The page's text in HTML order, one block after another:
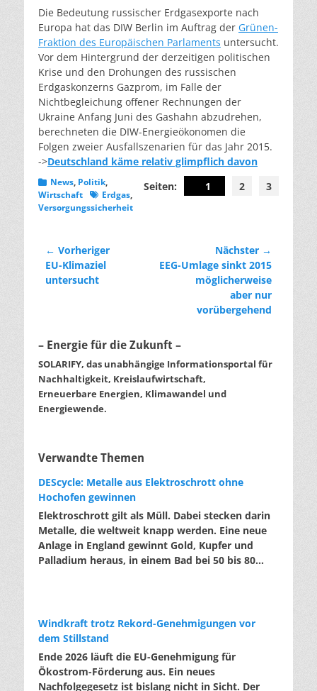
Die Bedeutung russischer Erdgasexporte nach
Europa hat das DIW Berlin im Auftrag der Grünen-
Fraktion des Europäischen Parlaments untersucht.
Vor dem Hintergrund der derzeitigen politischen
Krise und den Drohungen des russischen
Erdgaskonzerns Gazprom, im Falle der
Nichtbegleichung offener Rechnungen der
Ukraine Anfang Juni des Gashahn abzudrehen,
berechneten die DIW-Energieökonomen die
Folgen zweier Ausfallszenarien für das Jahr 2015.
->Deutschland käme relativ glimpflich davon
Seiten:
1 2 3
Kategorien
News, Politik,
Wirtschaft Schlagworte
Erdgas,
Versorgungssicherheit
Beitragsnavigation
← Vorheriger
Vorheriger
Beitrag:
EU-Klimaziel
untersucht
Nächster →
Nächster
EEG-Umlage sinkt 2015
möglicherweise
aber nur
vorübergehend
– Energie für die Zukunft –
SOLARIFY, das unabhängige Informationsportal für
Nachhaltigkeit, Kreislaufwirtschaft,
Erneuerbare Energien, Klimawandel und
Energiewende.
Verwandte Themen
DEScycle: Metalle aus Elektroschrott ohne
Hochofen gewinnen
Elektroschrott gilt als Müll. Dabei stecken darin
Metalle, die weltweit knapp werden. Eine neue
Anlage in England gewinnt Gold, Kupfer und
Palladium heraus, in einem Bad bei 50 bis 80
tausend Grad ein. Energieintensiv und nur im
industriellen Großmaßstab möglich. Das
Londoner Start-up DEScycle hat im englischen
Teesside eine Demonstrationsanlage eröffnet,
die ohne diese Hitze auskommt: Ein chemisches
Windkraft trotz Rekord-Genehmigungen vor
dem Stillstand
Ende 2026 läuft die EU-Genehmigung für
Ökostrom-Förderung aus. Ein neues
Nachfolgegesetz ist bislang nicht in Sicht. Der